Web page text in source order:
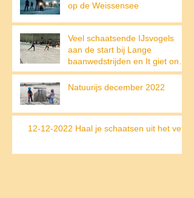
op de Weissensee
Veel schaatsende IJsvogels
aan de start bij Lange
baanwedstrijden en It giet on
op de Weissensee
Natuurijs december 2022
12-12-2022 Haal je schaatsen uit het vet!